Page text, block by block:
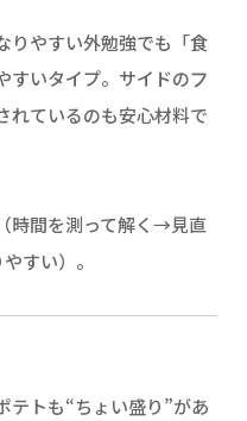
りやすい外勉強でも「食
いタイプ。サイドのフ
れているのも安心材料で
時間を測って解く→見直
すい）。
テトも“ちょい盛り”があ